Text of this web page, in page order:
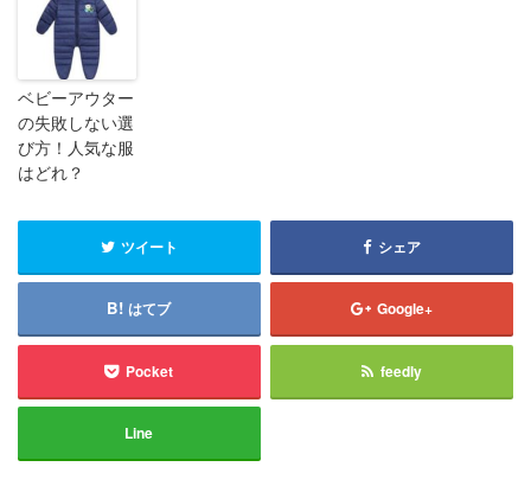
ベビーアウター
の失敗しない選
び方！人気な服
はどれ？
ツイート シェア
はてブ Google+
Pocket feedly
Line